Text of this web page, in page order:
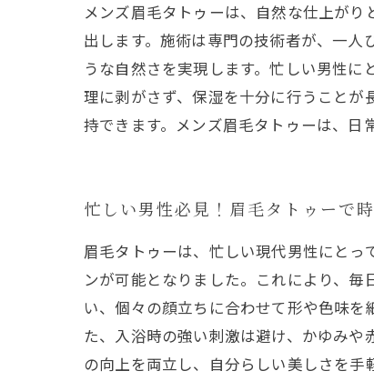
メンズ眉毛タトゥーは、自然な仕上が
出します。施術は専門の技術者が、一
うな自然さを実現します。忙しい男性
理に剥がさず、保湿を十分に行うこと
持できます。メンズ眉毛タトゥーは、日
忙しい男性必見！眉毛タトゥーで
眉毛タトゥーは、忙しい現代男性にと
ンが可能となりました。これにより、
い、個々の顔立ちに合わせて形や色味
た、入浴時の強い刺激は避け、かゆみ
の向上を両立し、自分らしい美しさを手